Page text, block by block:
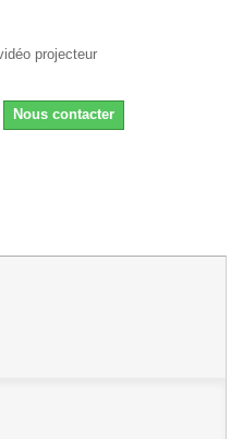
projecteur
Nous contacter